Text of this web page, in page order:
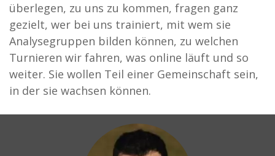
überlegen, zu uns zu kommen, fragen ganz
gezielt, wer bei uns trainiert, mit wem sie
Analysegruppen bilden können, zu welchen
Turnieren wir fahren, was online läuft und so
weiter. Sie wollen Teil einer Gemeinschaft sein,
in der sie wachsen können.